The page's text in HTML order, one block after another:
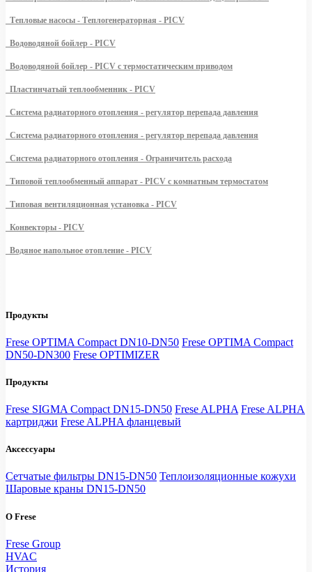
Тепловые насосы - Теплогенераторная - PICV
Водоводяной бойлер - PICV
Водоводяной бойлер - PICV с термостатическим приводом
Пластинчатый теплообменник - PICV
Система радиаторного отопления - регулятор перепада давления
Система радиаторного отопления - регулятор перепада давления
Система радиаторного отопления - Ограничитель расхода
Типовой теплообменный аппарат - PICV с комнатным термостатом
Типовая вентиляционная установка - PICV
Конвекторы - PICV
Водяное напольное отопление - PICV
Продукты
Frese OPTIMA Compact DN10-DN50 Frese OPTIMA Compact
DN50-DN300 Frese OPTIMIZER
Продукты
Frese SIGMA Compact DN15-DN50 Frese ALPHA Frese ALPHA
картриджи Frese ALPHA фланцевый
Аксессуары
Сетчатые фильтры DN15-DN50 Теплоизоляционные кожухи
Шаровые краны DN15-DN50
О Frese
Frese Group
HVAC
История